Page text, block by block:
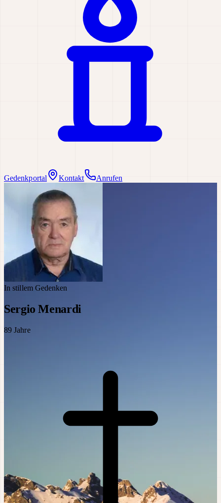
Gedenkportal Kontakt Anrufen
In stillem Gedenken
Sergio Menardi
89 Jahre